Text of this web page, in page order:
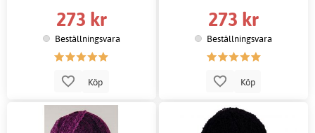
273 kr
Beställningsvara
Köp
273 kr
Beställningsvara
Köp